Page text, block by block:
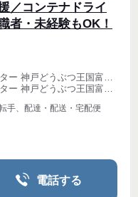
／コンテナドライ
者・未経験もOK！
うぶつ王国富岳前駅 (徒歩 5分)
うぶつ王国富岳前駅 (徒歩 5分)
手、配達・配送・宅配便
電話する